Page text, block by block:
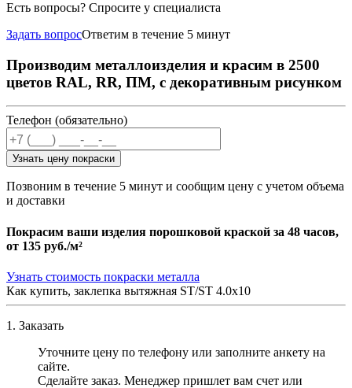
Есть вопросы? Спросите у специалиста
Задать вопросОтветим в течение 5 минут
Производим металлоизделия и красим в 2500
цветов RAL, RR, ПМ, с декоративным рисунком
Телефон (обязательно)
Узнать цену покраски
Позвоним в течение 5 минут и сообщим цену с учетом объема
и доставки
Покрасим ваши изделия порошковой краской за 48 часов,
от 135 руб./м²
Узнать стоимость покраски металла
Как купить, заклепка вытяжная ST/ST 4.0х10
1. Заказать
Уточните цену по телефону или заполните анкету на
сайте.
Сделайте заказ. Менеджер пришлет вам счет или